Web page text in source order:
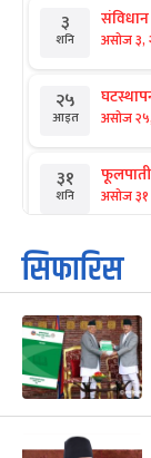
३
शनि असोज ३,
२५
आइत असोज
३१
शनि
फूलपाती
असोज
१
आइत
कार्तिक
कार्तिक १,
३
मंगल
महानवमी
कार्तिक ३,
४
कार्तिक
सिफारिस